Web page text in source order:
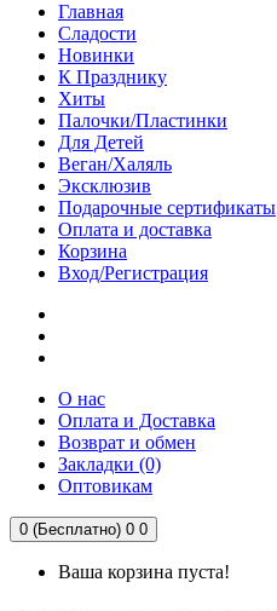
Главная
Сладости
Новинки
К Празднику
Хиты
Палочки/Пластинки
Для Детей
Веган/Халяль
Эксклюзив
Подарочные сертификаты
Оплата и доставка
Корзина
Вход/Регистрация
О нас
Оплата и Доставка
Возврат и обмен
Закладки (0)
Оптовикам
0 (Бесплатно) 0 0
Ваша корзина пуста!